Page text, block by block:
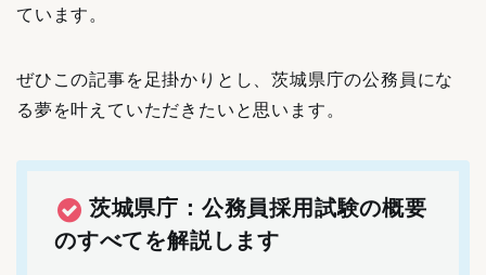
ています。
ぜひこの記事を足掛かりとし、茨城県庁の公務員にな
る夢を叶えていただきたいと思います。
茨城県庁：公務員採用試験の概要
のすべてを解説します